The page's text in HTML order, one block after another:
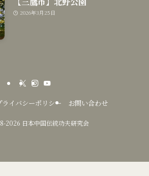
2026年3月25日
ライバシーポリシー お問い合わせ
2026 日本中国伝統功夫研究会